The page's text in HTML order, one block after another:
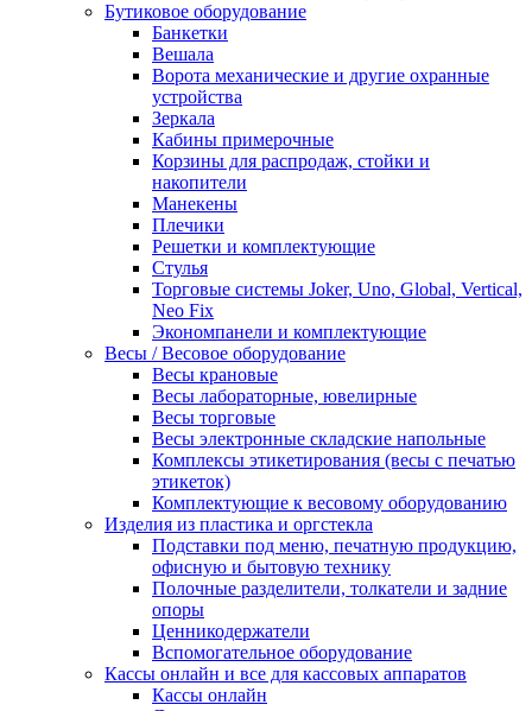
Бутиковое оборудование
Банкетки
Вешала
Ворота механические и другие охранные
устройства
Зеркала
Кабины примерочные
Корзины для распродаж, стойки и
накопители
Манекены
Плечики
Решетки и комплектующие
Стулья
Торговые системы Joker, Uno, Global, Vertical,
Neo Fix
Экономпанели и комплектующие
Весы / Весовое оборудование
Весы крановые
Весы лабораторные, ювелирные
Весы торговые
Весы электронные складские напольные
Комплексы этикетирования (весы с печатью
этикеток)
Комплектующие к весовому оборудованию
Изделия из пластика и оргстекла
Подставки под меню, печатную продукцию,
офисную и бытовую технику
Полочные разделители, толкатели и задние
опоры
Ценникодержатели
Вспомогательное оборудование
Кассы онлайн и все для кассовых аппаратов
Кассы онлайн